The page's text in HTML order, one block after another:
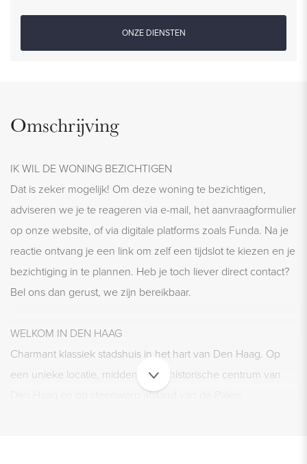
ONZE DIENSTEN
Omschrijving
IK WIL DE WONING BEZICHTIGEN
Dat is zeker mogelijk! Om deze woning te bezichtigen,
adviseren we je te reageren via e-mail, het aanvraagformulier
op onze website, of via digitale platforms zoals Funda. Na je
reactie ontvang je een link om zelf een tijdslot te kiezen en je
bezichtiging in te plannen. Heb je toch liever direct contact?
Bel ons dan gerust, we zijn bereikbaar.
WELKOM IN DEN HAAG
Charmant klassiek stadshuis in het hart van Den Haag. Op
een unieke locatie, midden in het historische centrum van
Den Haag en op steenworp afstand van de Paleis